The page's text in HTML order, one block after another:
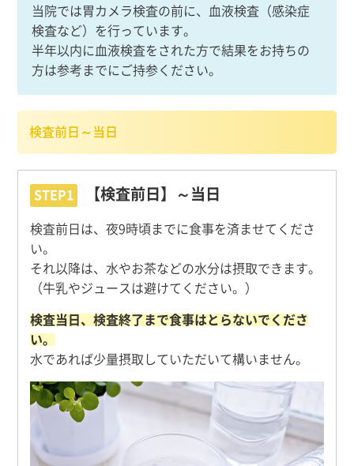
当院では胃カメラ検査の前に、血液検査（感染症
検査など）を行っています。
半年以内に血液検査をされた方で結果をお持ちの
方は参考までにご持参ください。
検査前日～当日
STEP1 【検査前日】～当日
検査前日は、夜9時頃までに食事を済ませてくださ
い。
それ以降は、水やお茶などの水分は摂取できます。
（牛乳やジュースは避けてください。）
検査当日、検査終了まで食事はとらないでくださ
い。
水であれば少量摂取していただいて構いません。